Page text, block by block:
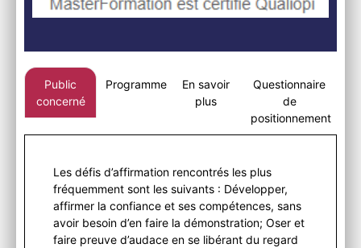
Public
concerné
Programme
En savoir
plus
Questionnaire
de
positionnement
Les défis d’affirmation rencontrés les plus
fréquemment sont les suivants : Développer,
affirmer la confiance et ses compétences, sans
avoir besoin d’en faire la démonstration; Oser et
faire preuve d’audace en se libérant du regard